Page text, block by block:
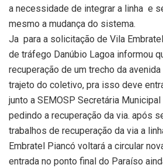
a necessidade de integrar a linha e
mesmo a mudança do sistema.
Ja para a solicitação de Vila
de tráfego Danúbio Lagoa informou
recuperação de um trecho da
trajeto do coletivo, pra isso deve
junto a SEMOSP Secretária
pedindo a recuperação da via. após
trabalhos de recuperação da via a
Embratel Piancó voltará a circular
entrada no ponto final do Paraíso